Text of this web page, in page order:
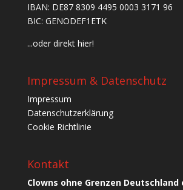
IBAN: DE87 8309 4495 0003 3171 96
BIC: GENODEF1ETK
...oder direkt hier!
Impressum & Datenschutz
Impressum
Datenschutzerklärung
Cookie Richtlinie
Kontakt
Clowns ohne Grenzen Deutschland